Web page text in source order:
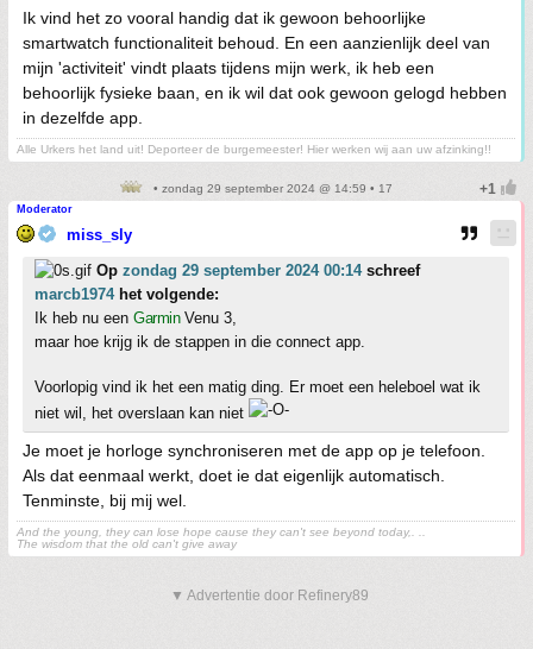
Ik vind het zo vooral handig dat ik gewoon behoorlijke
smartwatch functionaliteit behoud. En een aanzienlijk deel van
mijn 'activiteit' vindt plaats tijdens mijn werk, ik heb een
behoorlijk fysieke baan, en ik wil dat ook gewoon gelogd hebben
in dezelfde app.
Alle Urkers het land uit! Deporteer de burgemeester! Hier werken wij aan uw afzinking!!
• zondag 29 september 2024 @ 14:59 • 17
Moderator
miss_sly
Op zondag 29 september 2024 00:14schreef
marcb1974het volgende:
Ik heb nu een GarminVenu 3,
maar hoe krijg ik de stappen in die connect app.
Voorlopig vind ik het een matig ding. Er moet een heleboel wat ik
niet wil, het overslaan kan niet
Je moet je horloge synchroniseren met de app op je telefoon.
Als dat eenmaal werkt, doet ie dat eigenlijk automatisch.
Tenminste, bij mij wel.
And the young, they can lose hope cause they can't see beyond today,. ..
The wisdom that the old can't give away
▼ Advertentie door Refinery89